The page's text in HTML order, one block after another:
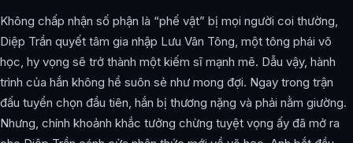
Không chấp nhận số phận là “phế vật” bị mọi người coi thường,
Diệp Trần quyết tâm gia nhập Lưu Vân Tông, một tông phái võ
học, hy vọng sẽ trở thành một kiếm sĩ mạnh mẽ. Dẫu vậy, hành
trình của hắn không hề suôn sẻ như mong đợi. Ngay trong trận
đấu tuyển chọn đầu tiên, hắn bị thương nặng và phải nằm giường.
Nhưng, chính khoảnh khắc tưởng chừng tuyệt vọng ấy đã mở ra